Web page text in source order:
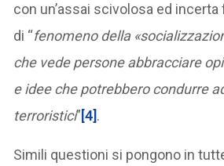
con un’assai scivolosa ed
di “fenomeno della
che vede persone abbracciare
e idee che potrebbero condurre
terroristici”[4].
Simili questioni si pongono in